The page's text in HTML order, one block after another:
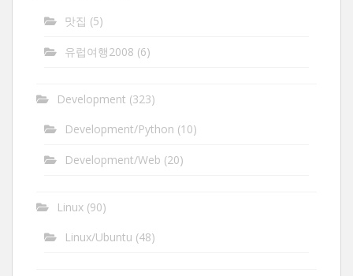
맛집 (5)
유럽여행2008 (6)
Development (323)
Development/Python (10)
Development/Web (20)
Linux (90)
Linux/Ubuntu (48)